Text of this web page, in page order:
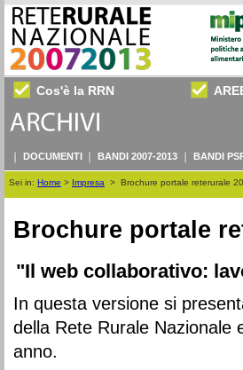
Cos'è la RRN
DOCUMENTI BANDI 2007-2013 BANDI
Sei in: Home > Impresa > Brochure portale reterurale
Brochure portale
"Il web collaborativo:
In questa versione si
della Rete Rurale Nazionale
anno.